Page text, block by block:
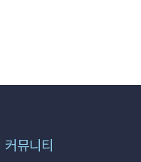
커뮤니티